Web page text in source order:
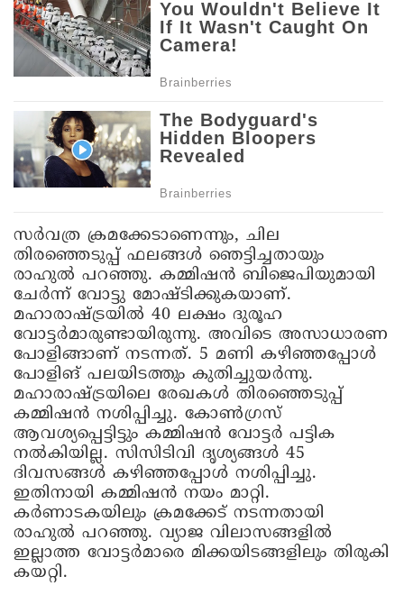
സർവത്ര ക്രമക്കേടാണെന്നും, ചില
തിരഞ്ഞെടുപ്പ് ഫലങ്ങൾ ‍ഞെട്ടിച്ചതായും
രാഹുൽ പറഞ്ഞു. കമ്മിഷൻ ബിജെപിയുമായി
ചേർന്ന് വോട്ടു മോഷ്ടിക്കുകയാണ്.
മഹാരാഷ്ട്രയിൽ 40 ലക്ഷം ദുരൂഹ
വോട്ടർമാരുണ്ടായിരുന്നു. അവിടെ അസാധാരണ
പോളിങ്ങാണ് നടന്നത്. 5 മണി കഴിഞ്ഞപ്പോൾ
പോളിങ് പലയിടത്തും കുതിച്ചുയർന്നു.
മഹാരാഷ്ട്രയിലെ രേഖകൾ തിരഞ്ഞെടുപ്പ്
കമ്മിഷൻ നശിപ്പിച്ചു. കോൺഗ്രസ്
ആവശ്യപ്പെട്ടിട്ടും കമ്മിഷൻ വോട്ടർ പട്ടിക
നൽകിയില്ല. സിസിടിവി ദൃശ്യങ്ങൾ 45
ദിവസങ്ങൾ കഴിഞ്ഞപ്പോൾ നശിപ്പിച്ചു.
ഇതിനായി കമ്മിഷൻ നയം മാറ്റി.
കർണാടകയിലും ക്രമക്കേട് നടന്നതായി
രാഹുൽ പറഞ്ഞു. വ്യാജ വിലാസങ്ങളിൽ
ഇല്ലാത്ത വോട്ടർമാരെ മിക്കയിടങ്ങളിലും തിരുകി
കയറ്റി.